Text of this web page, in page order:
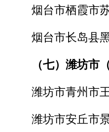
烟台市栖霞市
烟台市长岛县
（七）潍坊市
潍坊市青州市
潍坊市安丘市